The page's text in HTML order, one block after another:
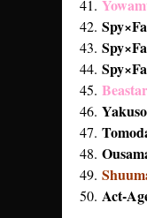
41.
42.
43.
44.
45.
46.
47.
48.
49.
50. Act-